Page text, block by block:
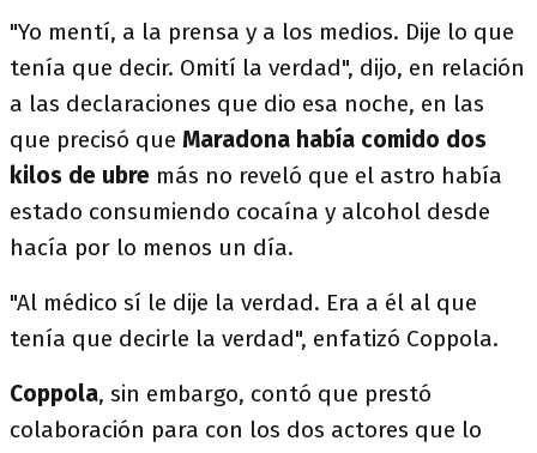
"Yo mentí, a la prensa y a los medios. Dije lo que
tenía que decir. Omití la verdad", dijo, en relación
a las declaraciones que dio esa noche, en las
que precisó que Maradona había comido dos
kilos de ubre más no reveló que el astro había
estado consumiendo cocaína y alcohol desde
hacía por lo menos un día.
"Al médico sí le dije la verdad. Era a él al que
tenía que decirle la verdad", enfatizó Coppola.
Coppola, sin embargo, contó que prestó
colaboración para con los dos actores que lo